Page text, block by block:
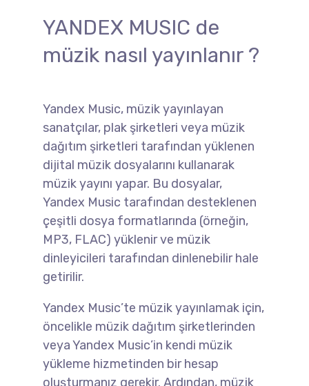
YANDEX MUSIC de
müzik nasıl yayınlanır ?
Yandex Music, müzik yayınlayan
sanatçılar, plak şirketleri veya müzik
dağıtım şirketleri tarafından yüklenen
dijital müzik dosyalarını kullanarak
müzik yayını yapar. Bu dosyalar,
Yandex Music tarafından desteklenen
çeşitli dosya formatlarında (örneğin,
MP3, FLAC) yüklenir ve müzik
dinleyicileri tarafından dinlenebilir hale
getirilir.
Yandex Music’te müzik yayınlamak için,
öncelikle müzik dağıtım şirketlerinden
veya Yandex Music’in kendi müzik
yükleme hizmetinden bir hesap
oluşturmanız gerekir. Ardından, müzik